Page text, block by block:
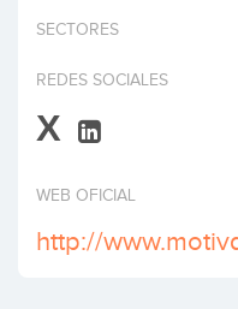
Invertir
SECTORES
REDES SOCIALES
X
WEB OFICIAL
http://